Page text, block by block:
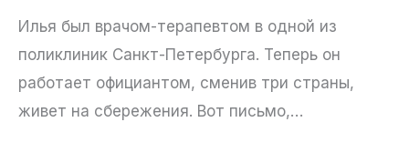
Илья был врачом-терапевтом в одной из
поликлиник Санкт-Петербурга. Теперь он
работает официантом, сменив три страны,
живет на сбережения. Вот письмо,…